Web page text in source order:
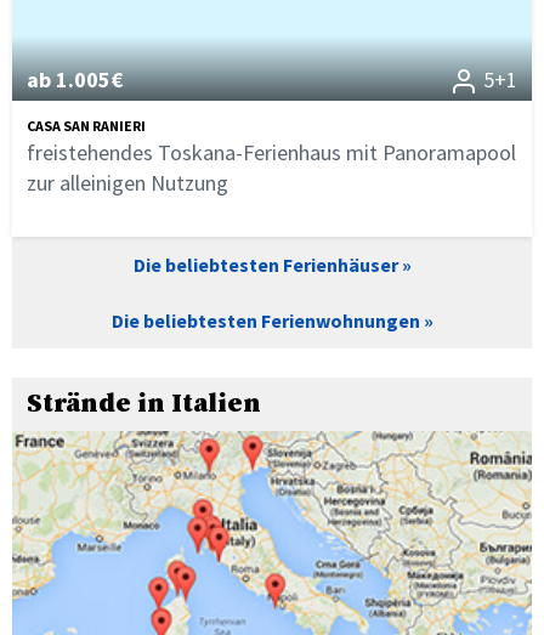
ab 1.005€ 5+1
CASA SAN RANIERI
freistehendes Toskana-Ferienhaus mit Panoramapool
zur alleinigen Nutzung
Die beliebtesten Ferienhäuser
Die beliebtesten Ferienwohnungen
Strände in Italien